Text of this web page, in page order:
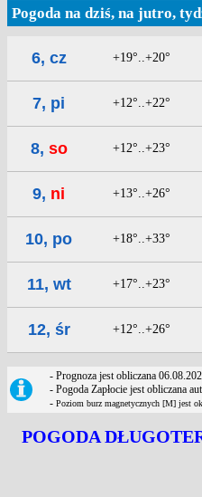
Pogoda na dziś, na jutro,
6, cz +19°..+20°
7, pi +12°..+22°
8, so +12°..+23°
9, ni +13°..+26°
10, po +18°..+33°
11, wt +17°..+23°
12, śr +12°..+26°
- Prognoza jest obliczana
- Pogoda Zapłocie jest obliczana
- Poziom burz magnetycznych [M] jest
POGODA